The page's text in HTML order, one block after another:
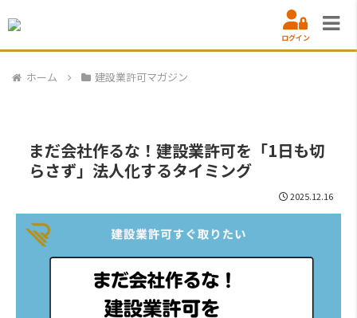
ログイン
ホーム 建設業許可マガジン
まだ会社作るな！建設業許可を「1日も切
らさず」法人化するタイミング
2025.12.16